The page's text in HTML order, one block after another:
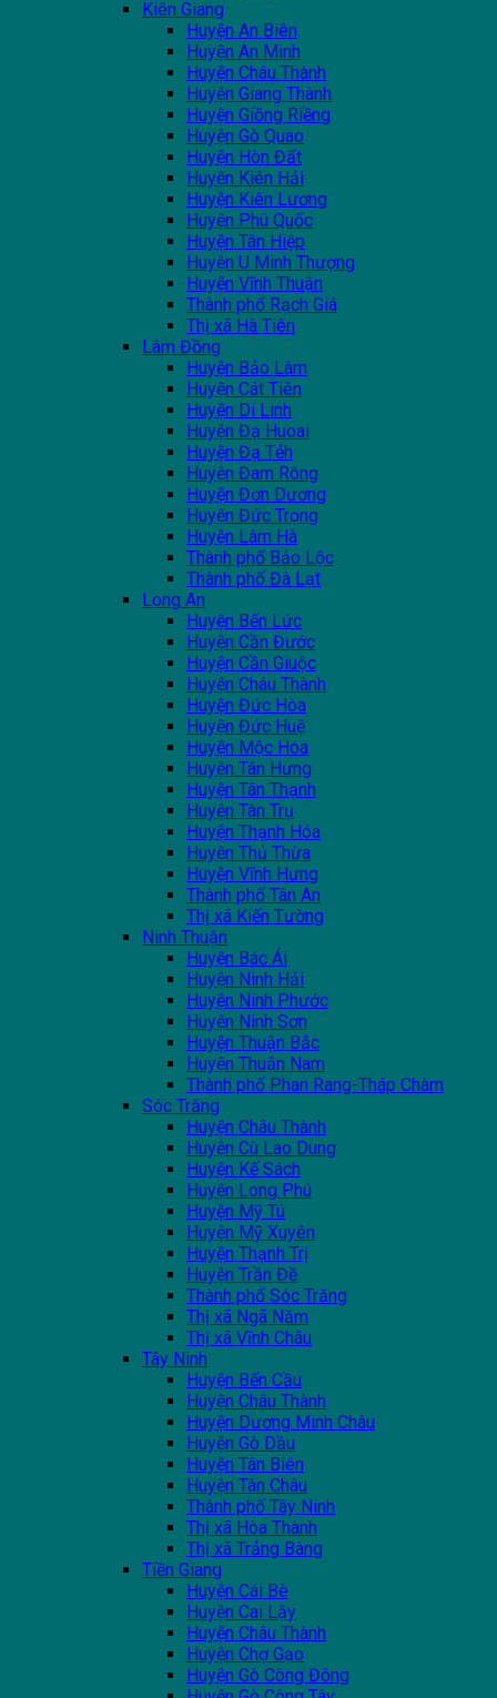
Kiên Giang
Huyện An Biên
Huyện An Minh
Huyện Châu Thành
Huyện Giang Thành
Huyện Giồng Riềng
Huyện Gò Quao
Huyện Hòn Đất
Huyện Kiên Hải
Huyện Kiên Lương
Huyện Phú Quốc
Huyện Tân Hiệp
Huyện U Minh Thượng
Huyện Vĩnh Thuận
Thành phổ Rạch Giá
Thị xã Hà Tiên
Lâm Đồng
Huyện Bảo Lâm
Huyện Cát Tiên
Huyện Di Linh
Huyện Đạ Huoai
Huyện Đạ Tẻh
Huyện Đam Rông
Huyện Đơn Dương
Huyện Đức Trọng
Huyện Lâm Hà
Thành phố Bảo Lộc
Thành phố Đà Lạt
Long An
Huyện Bến Lức
Huyện Cần Đước
Huyện Cần Giuộc
Huyện Châu Thành
Huyện Đức Hòa
Huyện Đức Huệ
Huyện Mộc Hóa
Huyện Tân Hưng
Huyện Tân Thạnh
Huyện Tân Trụ
Huyện Thạnh Hóa
Huyện Thủ Thừa
Huyện Vĩnh Hưng
Thành phố Tân An
Thị xã Kiến Tường
Ninh Thuận
Huyện Bác Ái
Huyện Ninh Hải
Huyện Ninh Phước
Huyện Ninh Sơn
Huyện Thuận Bắc
Huyện Thuận Nam
Thành phố Phan Rang-Tháp Chàm
Sóc Trăng
Huyện Châu Thành
Huyện Cù Lao Dung
Huyện Kế Sách
Huyện Long Phú
Huyện Mỹ Tú
Huyện Mỹ Xuyên
Huyện Thạnh Trị
Huyện Trần Đề
Thành phố Sóc Trăng
Thị xã Ngã Năm
Thị xã Vĩnh Châu
Tây Ninh
Huyện Bến Cầu
Huyện Châu Thành
Huyện Dương Minh Châu
Huyện Gò Dầu
Huyện Tân Biên
Huyện Tân Châu
Thành phố Tây Ninh
Thị xã Hòa Thành
Thị xã Trảng Bàng
Tiền Giang
Huyện Cái Bè
Huyện Cai Lậy
Huyện Châu Thành
Huyện Chợ Gạo
Huyện Gò Công Đông